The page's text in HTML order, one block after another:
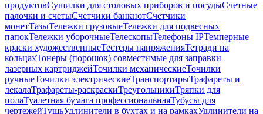
продуктовСушилки для столовых приборов и посудыСчетные
палочки и счетыСчетчики банкнотСчетчики
монетТазыТележки грузовыеТележки для подвесных
папокТележки уборочныеТелескопыТелефоны IPТемперные
краски художественныеТестеры напряженияТетради на
кольцахТонеры (порошок) совместимые для заправки
лазерных картриджейТочилки механическиеТочилки
ручныеТочилки электрическиеТранспортирыТрафареты и
лекалаТрафареты-раскраскиТреугольникиТряпки для
полаТуалетная бумага профессиональнаяТубусы для
чертежейТушьУдлинители в бухтах и на рамкахУдлинители на